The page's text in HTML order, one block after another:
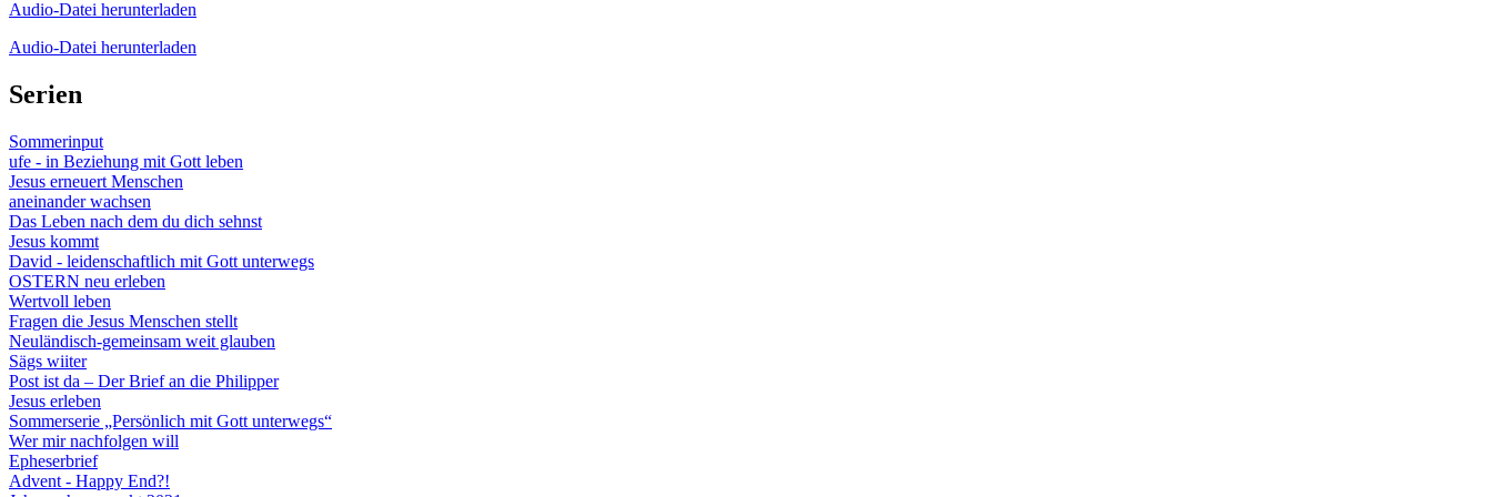
Audio-Datei herunterladen
Audio-Datei herunterladen
Serien
Sommerinput
ufe - in Beziehung mit Gott leben
Jesus erneuert Menschen
aneinander wachsen
Das Leben nach dem du dich sehnst
Jesus kommt
David - leidenschaftlich mit Gott unterwegs
OSTERN neu erleben
Wertvoll leben
Fragen die Jesus Menschen stellt
Neuländisch-gemeinsam weit glauben
Sägs wiiter
Post ist da – Der Brief an die Philipper
Jesus erleben
Sommerserie „Persönlich mit Gott unterwegs“
Wer mir nachfolgen will
Epheserbrief
Advent - Happy End?!